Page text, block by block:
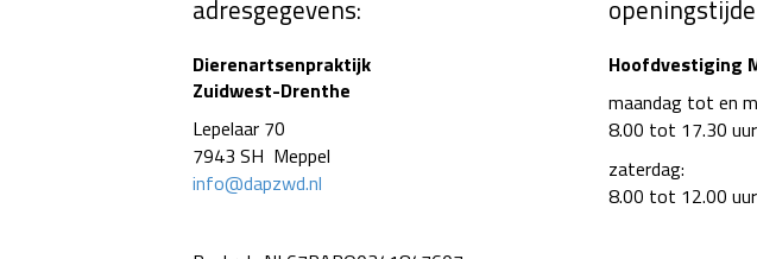
adresgegevens:
Dierenartsenpraktijk
Zuidwest-Drenthe
Lepelaar 70
7943 SH Meppel
info@dapzwd.nl
Hoofdvestiging
maandag tot en
8.00 tot 17.30 uur
zaterdag:
8.00 tot 12.00 uur